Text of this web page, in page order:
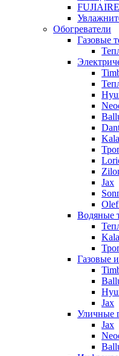
FUJIAIRE
Обогреватели
Газовые
Jax
Водяные
Газовые
Jax
Уличные
Jax